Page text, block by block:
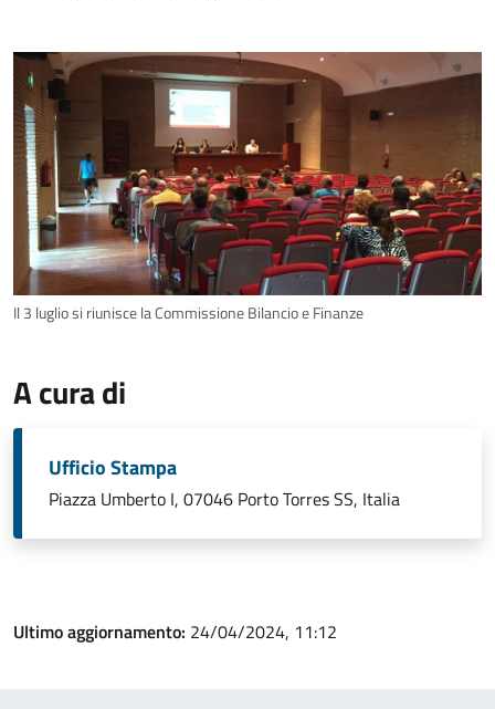
Il 3 luglio si riunisce la Commissione Bilancio e Finanze
A cura di
Ufficio Stampa
Piazza Umberto I, 07046 Porto Torres SS, Italia
Ultimo aggiornamento: 24/04/2024, 11:12